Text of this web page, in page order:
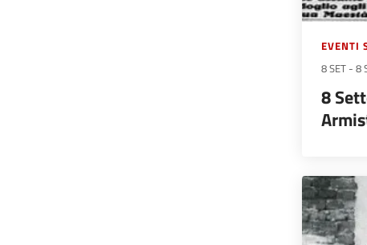
EVENTI
8 SET - 8
8